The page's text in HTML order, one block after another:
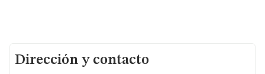
Dirección y contacto